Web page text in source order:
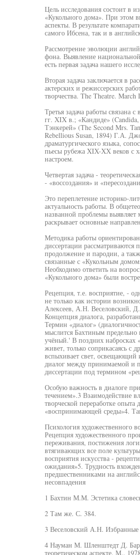
Цель исследования состоит в
«Кукольного дома». При этом
аспекты. В результате
самого Ибсена, так и в
Рассмотрение эволюции
фона. Выявление
есть первая задача нашего
Вторая задача заключается в
актерских и режиссерских
творчества. The Theatre.
Третья задача работы связана
гг. XIX в.; «Кандиде»
Тэнкерей» (The Second Mrs.
Rebellious Susan, 1894) Г.А.
драматургического языка,
пьесы рубежа XIX-XX веков с
настроем.
Четвертая задача -
- «воссоздания» и
Это переплетение историко-
актуальность работы. В
названной проблемы выявляет
раскрывает основные
Методика работы
диссертации рассматриваются
продолжение и пародии, а
связанные с «Кукольным
Необходимо ответить на
«Кукольного дома» были
Рецепция, т.е. восприятие, -
не только как истории
Алексеев, А.Н. Веселовский,
Концепция диалога,
Термин «диалог»
мыслится Бахтиным предельно
учёный.' В поздних набросках
живет, только соприкасаясь с
вспыхивает свет,
диалог между принимаемой и
диссертации под термином
Особую важность в диалоге
течением».3 Взаимодействие
творческой переработке
«воспринимающей среды»4.
Психология художественного
Рецепция художественного
переживания, постижения
втягивающих все поле
восприятия искусства -
ожидания»5. Трудность
предшественниками на
несовпадения
1 Бахтин М.М. Эстетика
2 Там же. С. 384.
3 Веселовский А.Н.
4 Науман М. Шленштедт Д.
теоретическом аспекте. М.,